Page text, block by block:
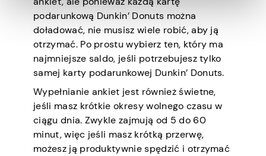
podarunkową Dunkin’ Donuts można
doładować, nie musisz wiele robić, aby ją
otrzymać. Po prostu wybierz ten, który ma
najmniejsze saldo, jeśli potrzebujesz tylko
samej karty podarunkowej Dunkin’ Donuts.
Wypełnianie ankiet jest również świetne,
jeśli masz krótkie okresy wolnego czasu w
ciągu dnia. Zwykle zajmują od 5 do 60
minut, więc jeśli masz krótką przerwę,
możesz ją produktywnie spędzić i otrzymać